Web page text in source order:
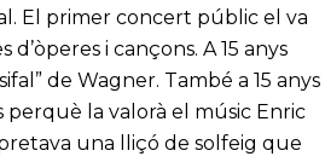
El primer concert públic el va
i cançons. A 15 anys
de Wagner. També a 15 anys
perquè la valorà el músic Enric
una lliçó de solfeig que